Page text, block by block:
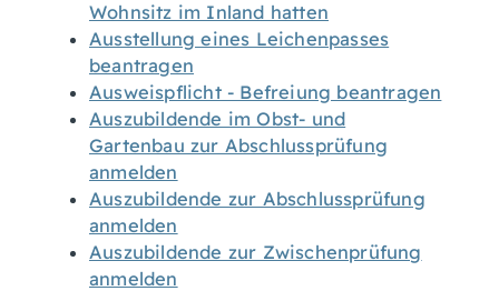
Wohnsitz im Inland hatten
Ausstellung eines Leichenpasses
beantragen
Ausweispflicht - Befreiung beantragen
Auszubildende im Obst- und
Gartenbau zur Abschlussprüfung
anmelden
Auszubildende zur Abschlussprüfung
anmelden
Auszubildende zur Zwischenprüfung
anmelden